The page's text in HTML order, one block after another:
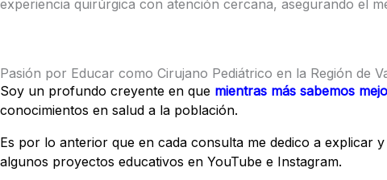
experiencia quirúrgica con atención cercana, asegurando el
Pasión por Educar como Cirujano Pediátrico en la Región de
Soy un profundo creyente en que mientras más sabemos
conocimientos en salud a la población.
Es por lo anterior que en cada consulta me dedico a explicar
algunos proyectos educativos en YouTube e Instagram.